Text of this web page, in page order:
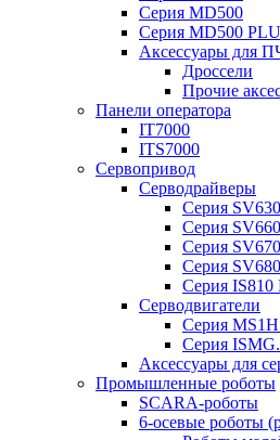
Серия MD500
Серия MD500
Аксессуары для
Дроссели
Прочие
Панели оператора
IT7000
ITS7000
Сервопривод
Серводрайверы
Серия SV630
Серия SV660
Серия SV670
Серия SV680
Серия
Серводвигатели
Серия
Серия
Аксессуары для
Промышленные роботы
SCARA-роботы
6-осевые роботы